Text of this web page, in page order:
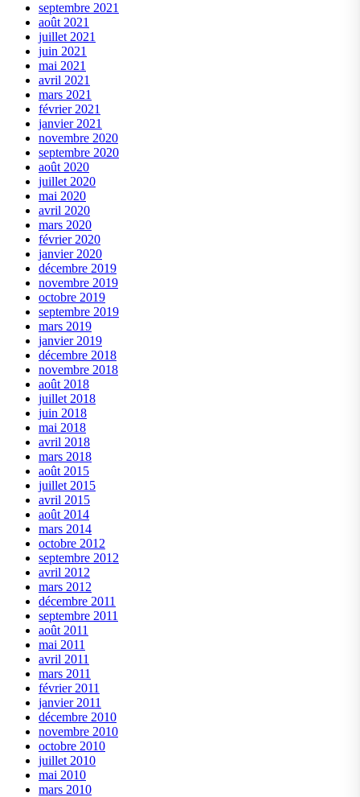
septembre 2021
août 2021
juillet 2021
juin 2021
mai 2021
avril 2021
mars 2021
février 2021
janvier 2021
novembre 2020
septembre 2020
août 2020
juillet 2020
mai 2020
avril 2020
mars 2020
février 2020
janvier 2020
décembre 2019
novembre 2019
octobre 2019
septembre 2019
mars 2019
janvier 2019
décembre 2018
novembre 2018
août 2018
juillet 2018
juin 2018
mai 2018
avril 2018
mars 2018
août 2015
juillet 2015
avril 2015
août 2014
mars 2014
octobre 2012
septembre 2012
avril 2012
mars 2012
décembre 2011
septembre 2011
août 2011
mai 2011
avril 2011
mars 2011
février 2011
janvier 2011
décembre 2010
novembre 2010
octobre 2010
juillet 2010
mai 2010
mars 2010